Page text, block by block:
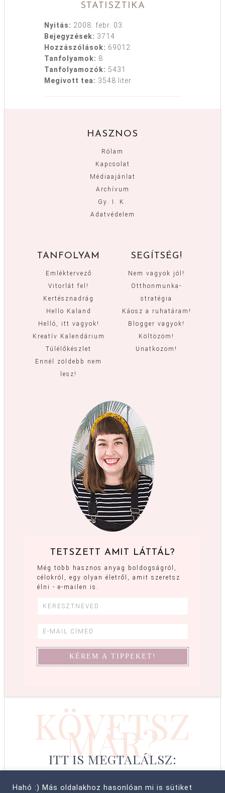
STATISZTIKA
Nyitás: 2008. febr. 03.
Bejegyzések: 3714
Hozzászólások: 69012
Tanfolyamok: 8
Tanfolyamozók: 5431
Megivott tea: 3548 liter
HASZNOS
Rólam
Kapcsolat
Médiaajánlat
Archívum
Gy. I. K.
Adatvédelem
TANFOLYAM
Emléktervező
Vitorlát fel!
Kertésznadrág
Hello Kaland
Helló, itt vagyok!
Kreatív Kalendárium
Túlélőkészlet
Ennél zöldebb nem
lesz!
SEGÍTSÉG!
Nem vagyok jól!
Otthonmunka-
stratégia
Káosz a ruhatáram!
Blogger vagyok!
Költözöm!
Unatkozom!
TETSZETT AMIT LÁTTÁL?
Még több hasznos anyag boldogságról,
célokról, egy olyan életről, amit szeretsz
élni - e-mailen is.
KÖVETSZ
MÁR?
ITT IS MEGTALÁLSZ:
Hahó :) Más oldalakhoz hasonlóan mi is sütiket